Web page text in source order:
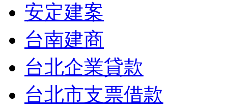
安定建案
台南建商
台北企業貸款
台北市支票借款